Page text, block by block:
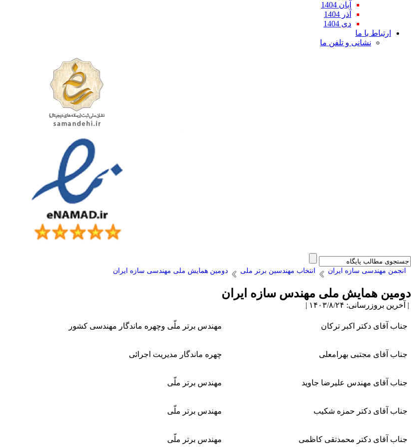
آبان 1404
آذر 1404
دی 1404
ارتباط با ما
نشانی و تلفن ما
انجمن مهندسی سازه ایران انتخاب مهندسین برتر ملی دومین همایش ملی مهندسی سازه ایران
دومین همایش ملی مهندس سازه ایران
| آخرین بروزرسانی: ۱۴۰۳/۸/۲۴ |
جناب آقای دکتر اکبر ترکان مهندس برتر ملّی وچهره ماندگار مهندسی کشور
جناب آقای مجتبی بهرامعلی چهره ماندگار مدیریت اجرائی
جناب آقای مهندس علیرضا جاوید مهندس برتر ملّی
جناب آقای دکتر حمزه شکیب مهندس برتر ملّی
جناب آقای دکتر محمدتقی کاظمی مهندس برتر ملّی